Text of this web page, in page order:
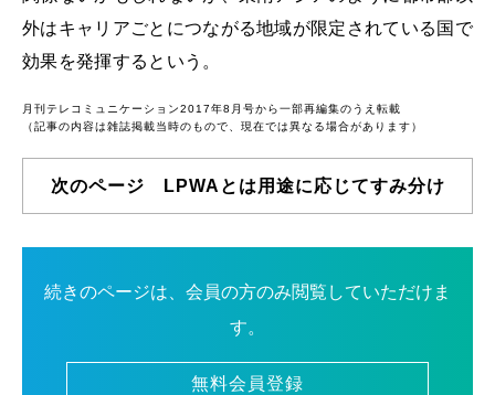
外はキャリアごとにつながる地域が限定されている国で
効果を発揮するという。
月刊テレコミュニケーション2017年8月号から一部再編集のうえ転載
（記事の内容は雑誌掲載当時のもので、現在では異なる場合があります）
次のページ LPWAとは用途に応じてすみ分け
続きのページは、会員の方のみ閲覧していただけま
す。
無料会員登録